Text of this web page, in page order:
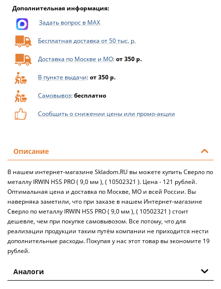
Дополнительная информация:
Задать вопрос в MAX
Бесплатная доставка от 50 тыс. р.
Доставка по Москве и МО:от 350 р.
В пункте выдачи:от 350 р.
Самовывоз:бесплатно
Сообщить о снижении цены или промо-акции
Описание
В нашем интернет-магазине Skladom.RU вы можете купить Сверло по
металлу IRWIN HSS PRO ( 9,0 мм ), ( 10502321 ). Цена - 121 рублей.
Оптимальная цена и доставка по Москве, МО и всей России. Вы
наверняка заметили, что при заказе в нашем Интернет-магазине
Сверло по металлу IRWIN HSS PRO ( 9,0 мм ), ( 10502321 ) стоит
дешевле, чем при покупке самовывозом. Все потому, что для
реализации продукции таким путём компании не приходится нести
дополнительные расходы. Покупая у нас этот товар вы экономите 19
рублей.
Аналоги